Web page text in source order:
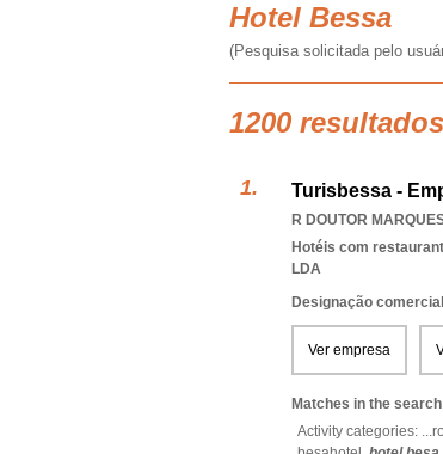
Hotel Bessa
(Pesquisa solicitada pelo
1200
Turisbessa -
R DOUTOR
Hotéis com
LDA
Designação
Ver empresa
Matches in the
Activity categories: ...